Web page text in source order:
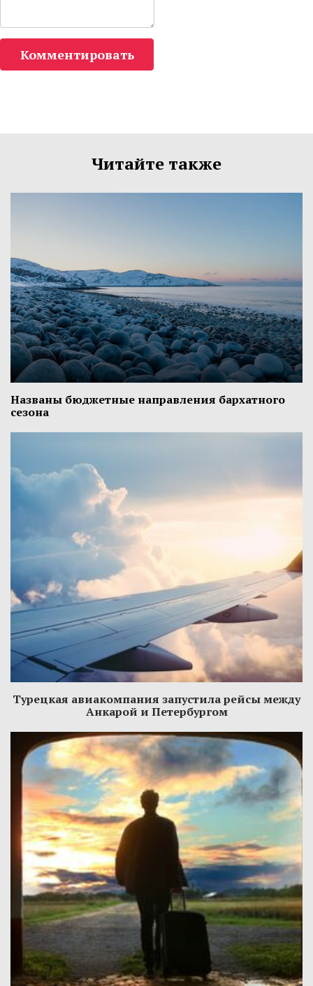
Комментировать
Читайте также
Названы бюджетные направления бархатного
сезона
Турецкая авиакомпания запустила рейсы между
Анкарой и Петербургом